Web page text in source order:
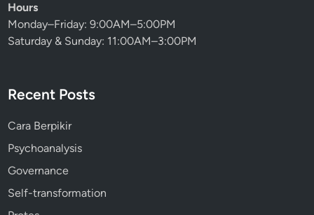
Hours
Monday–Friday: 9:00AM–5:00PM
Saturday & Sunday: 11:00AM–3:00PM
Recent Posts
Cara Berpikir
Psychoanalysis
Governance
Self-transformation